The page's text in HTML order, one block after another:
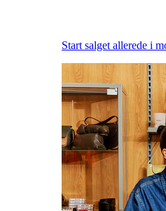
Start salget allerede i